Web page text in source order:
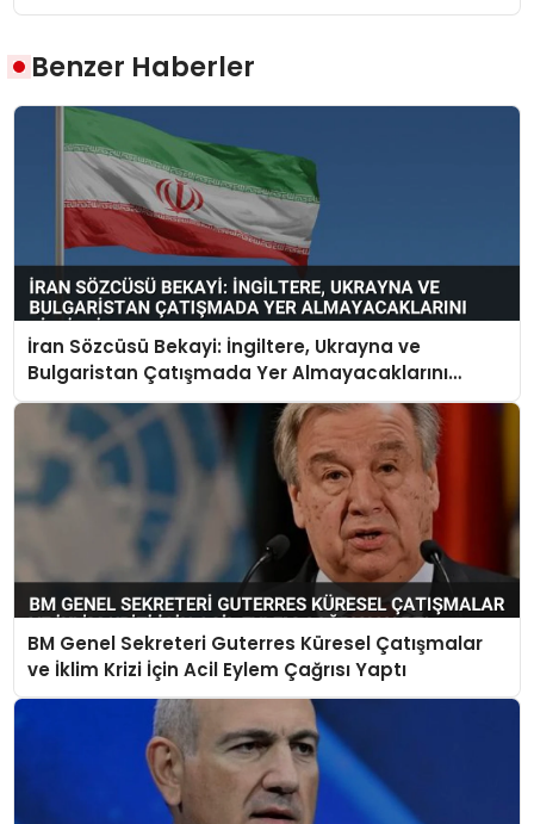
Benzer Haberler
İran Sözcüsü Bekayi: İngiltere, Ukrayna ve
Bulgaristan Çatışmada Yer Almayacaklarını
Bildirdi
BM Genel Sekreteri Guterres Küresel Çatışmalar
ve İklim Krizi İçin Acil Eylem Çağrısı Yaptı